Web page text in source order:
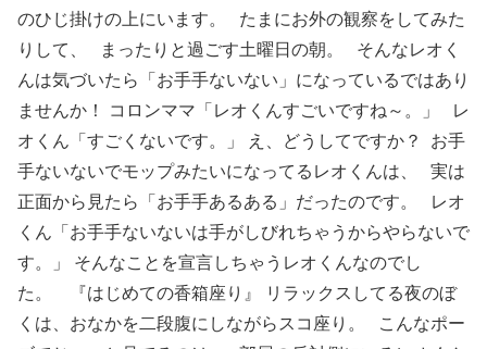
のひじ掛けの上にいます。 たまにお外の観察をしてみた
りして、 まったりと過ごす土曜日の朝。 そんなレオく
んは気づいたら「お手手ないない」になっているではあり
ませんか！ コロンママ「レオくんすごいですね～。」 レ
オくん「すごくないです。」 え、どうしてですか？ お手
手ないないでモップみたいになってるレオくんは、 実は
正面から見たら「お手手あるある」だったのです。 レオ
くん「お手手ないないは手がしびれちゃうからやらないで
す。」 そんなことを宣言しちゃうレオくんなのでし
た。 『はじめての香箱座り』 リラックスしてる夜のぼ
くは、おなかを二段腹にしながらスコ座り。 こんなポー